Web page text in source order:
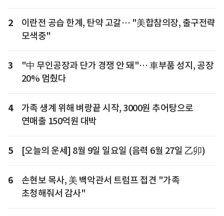
2
이란전 공습 한계, 탄약 고갈… "美합참의장, 출구전략
모색중"
3
"中 무인공장과 단가 경쟁 안 돼"… 車부품 성지, 공장
20% 멈췄다
4
가족 생계 위해 벼랑끝 시작, 3000원 추어탕으로
연매출 150억원 대박
5 [오늘의 운세] 8월 9일 일요일 (음력 6월 27일 乙卯)
6
손현보 목사, 美 백악관서 트럼프 접견 "가족
초청해줘서 감사"